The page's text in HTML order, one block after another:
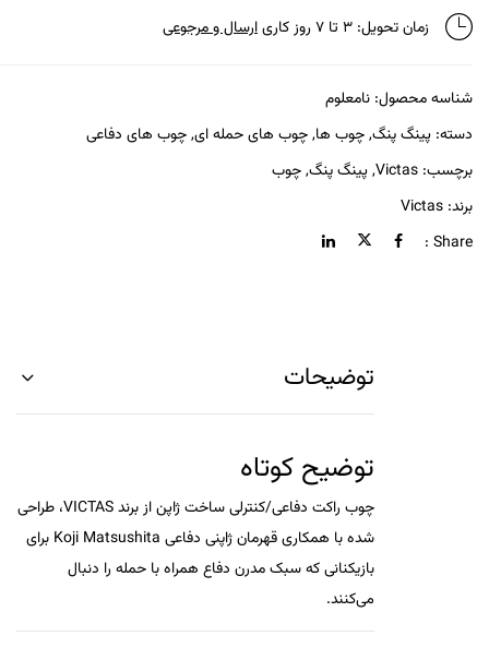
زمان تحویل: ۳ تا ۷ روز کاری
ارسال و مرجوعی
شناسه محصول: نامعلوم
دسته: پینگ پنگ,چوب ها,چوب های حمله ای,چوب های دفاعی
برچسب: Victas
,پینگ پنگ,چوب
برند: Victas
Share :
توضیحات
توضیح کوتاه
چوب راکت دفاعی/کنترلی ساخت ژاپن از برند VICTAS، طراحی
شده با همکاری قهرمان ژاپنی دفاعی Koji Matsushita برای
بازیکنانی که سبک مدرن دفاع همراه با حمله را دنبال
می‌کنند.